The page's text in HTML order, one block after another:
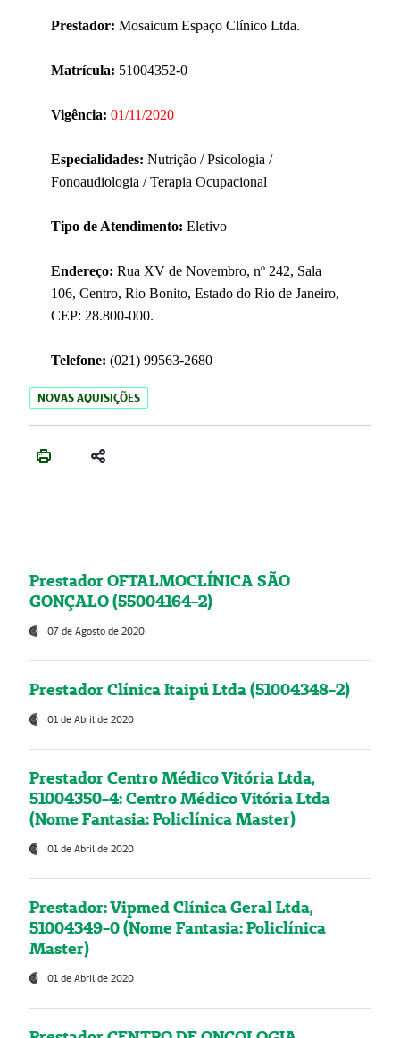
Prestador: Mosaicum Espaço Clínico Ltda.
Matrícula: 51004352-0
Vigência: 01/11/2020
Especialidades: Nutrição / Psicologia /
Fonoaudiologia / Terapia Ocupacional
Tipo de Atendimento: Eletivo
Endereço: Rua XV de Novembro, nº 242, Sala
106, Centro, Rio Bonito, Estado do Rio de Janeiro,
CEP: 28.800-000.
Telefone: (021) 99563-2680
NOVAS AQUISIÇÕES
Prestador OFTALMOCLÍNICA SÃO
GONÇALO (55004164-2)
07 de Agosto de 2020
Prestador Clínica Itaipú Ltda (51004348-2)
01 de Abril de 2020
Prestador Centro Médico Vitória Ltda,
51004350-4: Centro Médico Vitória Ltda
(Nome Fantasia: Policlínica Master)
01 de Abril de 2020
Prestador: Vipmed Clínica Geral Ltda,
51004349-0 (Nome Fantasia: Policlínica
Master)
01 de Abril de 2020